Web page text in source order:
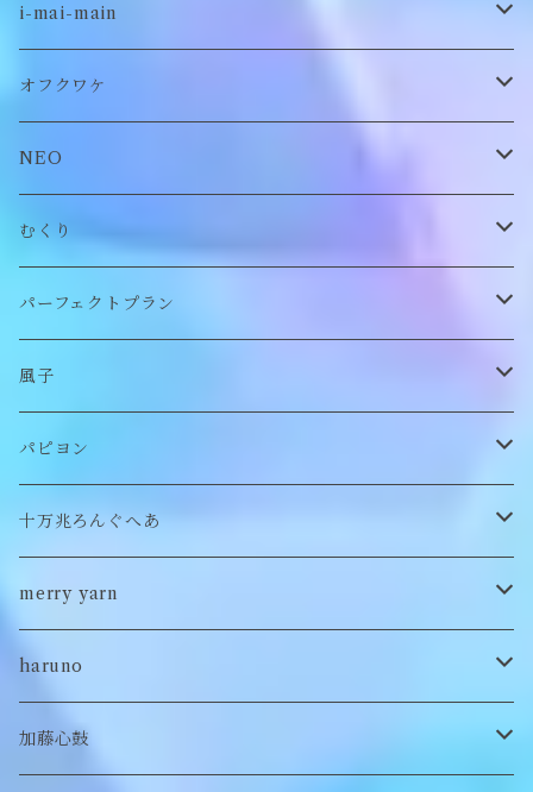
古着
オリジナル
i-mai-main
ビスチェ
付け襟
帽子
スヌード
チョーカー/ネックレス
バッグ
バブーシュカ
ポンチョ
オフクワケ
トップス
アウター
付け襟
bag/巾着
パンツ
ヘアアクセサリー
雑貨
キッズ
NEO
財布
ポーチ
bag/巾着
ピアス/イヤリング
イヤカフ
チョーカー
ヘアバレッタ
付け襟
むくり
リング
ピアス/イヤリング
ブローチ
刺繍キャップ
ロンT
Tシャツ
キーホルダー
パーフェクトプラン
ワンピース
トップス
アウター
パンツ
スカート
シューズ/サンダル
風子
ぬいぐるみ
刺繍ポーチ
ブローチ
パピヨン
ぬいぐるみ
ぬいぐるみブローチ
ぬいぐるみリング
ぬいぐるみ鏡
十万兆ろんぐへあ
ブローチ
マフラー
merry yarn
帽子
haruno
ヘアゴム
加藤心鼓